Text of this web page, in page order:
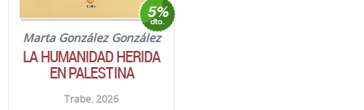
Marta González González
LA HUMANIDAD HERIDA
EN PALESTINA
Trabe. 2026